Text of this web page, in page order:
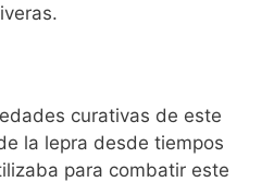
curativas de este
la lepra desde tiempos
para combatir este